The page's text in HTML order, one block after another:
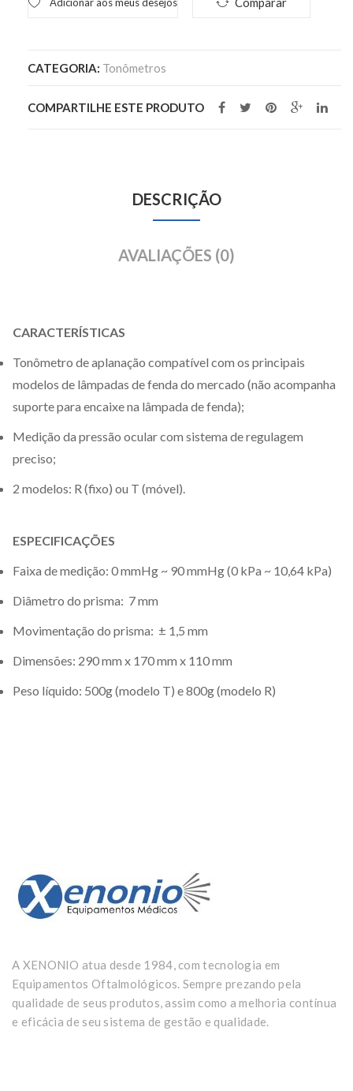
CATEGORIA: Tonômetros
COMPARTILHE ESTE PRODUTO
DESCRIÇÃO
AVALIAÇÕES (0)
CARACTERÍSTICAS
Tonômetro de aplanação compatível com os principais
modelos de lâmpadas de fenda do mercado (não acompanha
suporte para encaixe na lâmpada de fenda);
Medição da pressão ocular com sistema de regulagem
preciso;
2 modelos: R (fixo) ou T (móvel).
ESPECIFICAÇÕES
Faixa de medição: 0 mmHg ~ 90 mmHg (0 kPa ~ 10,64 kPa)
Diâmetro do prisma: 7 mm
Movimentação do prisma: ± 1,5 mm
Dimensões: 290 mm x 170 mm x 110 mm
Peso líquido: 500g (modelo T) e 800g (modelo R)
A XENONIO atua desde 1984, com tecnologia em
Equipamentos Oftalmológicos. Sempre prezando pela
qualidade de seus produtos, assim como a melhoria contínua
e eficácia de seu sistema de gestão e qualidade.